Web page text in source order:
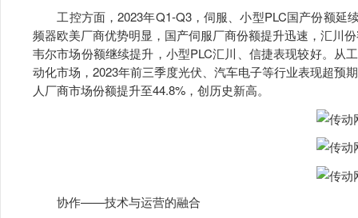
工控方面，2023年Q1-Q3，伺服、小型PLC国产份额延
频器欧美厂商优势明显，国产伺服厂商份额提升迅速，汇川
韦尔市场份额继续提升，小型PLC汇川、信捷表现较好。从
动化市场，2023年前三季度光伏、汽车电子等行业表现超预
人厂商市场份额提升至44.8%，创历史新高。
协作——技术与运营的融合